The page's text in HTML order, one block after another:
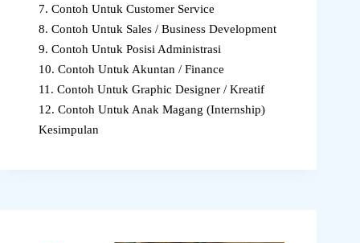
7. Contoh Untuk Customer Service
8. Contoh Untuk Sales / Business Development
9. Contoh Untuk Posisi Administrasi
10. Contoh Untuk Akuntan / Finance
11. Contoh Untuk Graphic Designer / Kreatif
12. Contoh Untuk Anak Magang (Internship)
Kesimpulan